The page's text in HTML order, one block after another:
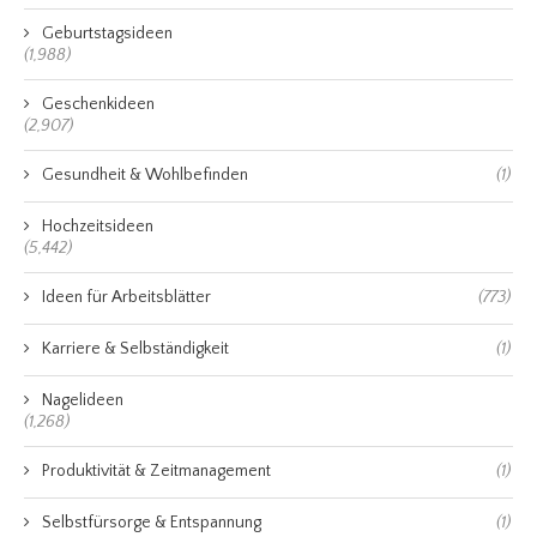
Geburtstagsideen
(1,988)
Geschenkideen
(2,907)
Gesundheit & Wohlbefinden (1)
Hochzeitsideen
(5,442)
Ideen für Arbeitsblätter (773)
Karriere & Selbständigkeit (1)
Nagelideen
(1,268)
Produktivität & Zeitmanagement (1)
Selbstfürsorge & Entspannung (1)